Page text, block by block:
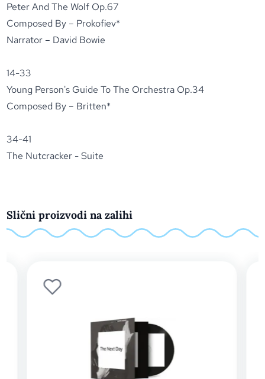
Peter And The Wolf Op.67
Composed By – Prokofiev*
Narrator – David Bowie
14-33
Young Person's Guide To The Orchestra Op.34
Composed By – Britten*
34-41
The Nutcracker - Suite
Slični proizvodi na zalihi